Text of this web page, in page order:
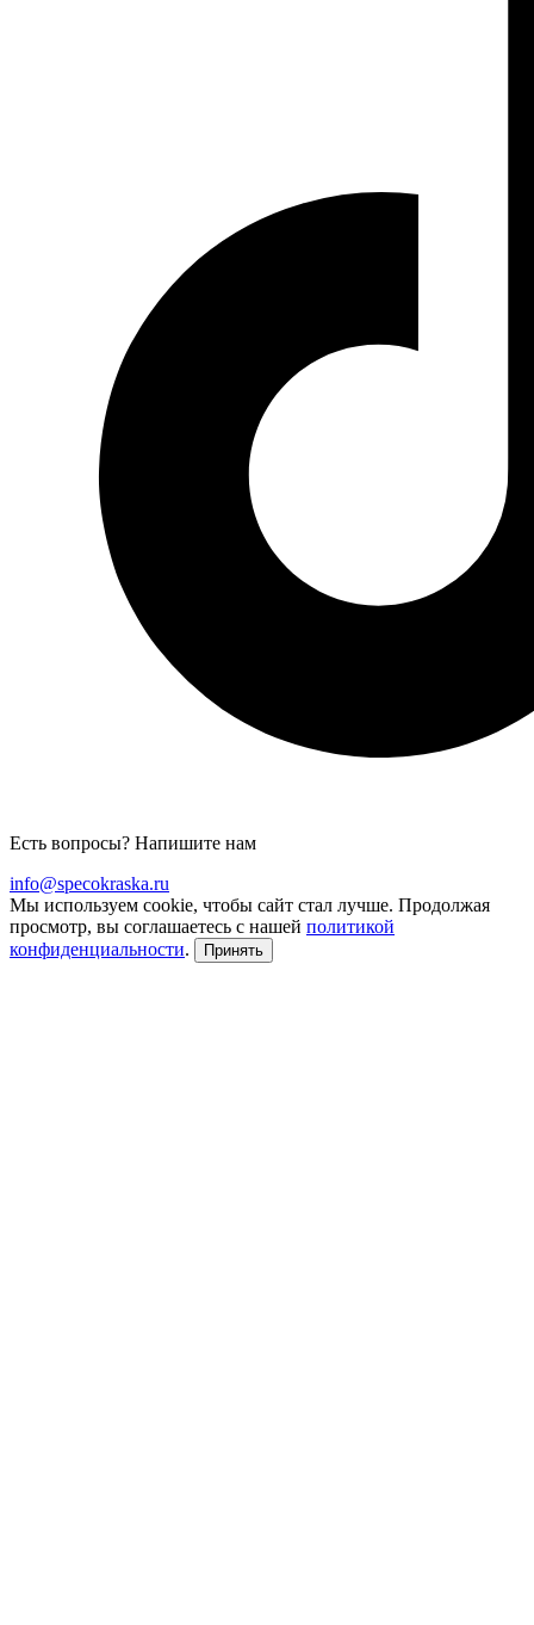
Есть вопросы? Напишите нам
info@specokraska.ru
Мы используем cookie, чтобы сайт стал лучше. Продолжая
просмотр, вы соглашаетесь с нашей политикой
конфиденциальности. Принять